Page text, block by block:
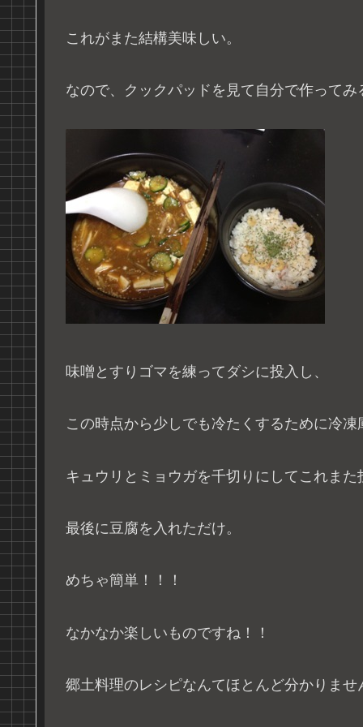
これがまた結構美味しい。
なので、クックパッドを見て自分で作ってみ
味噌とすりゴマを練ってダシに投入し、
この時点から少しでも冷たくするために冷凍
キュウリとミョウガを千切りにしてこれまた
最後に豆腐を入れただけ。
めちゃ簡単！！！
なかなか楽しいものですね！！
郷土料理のレシピなんてほとんど分かりませ